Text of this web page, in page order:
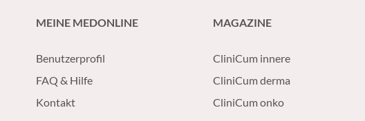
MEINE MEDONLINE
Benutzerprofil
FAQ & Hilfe
Kontakt
MAGAZINE
CliniCum innere
CliniCum derma
CliniCum onko